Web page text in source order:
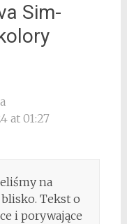
Sim-
at 01:27
na
Tekst o
i porywające